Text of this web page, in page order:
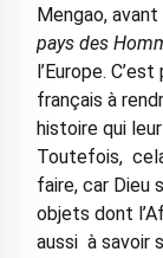
Mengao,
pays des
l’Europe.
français à
histoire qui
Toutefois,
faire, car Dieu
objets dont
aussi à savoir